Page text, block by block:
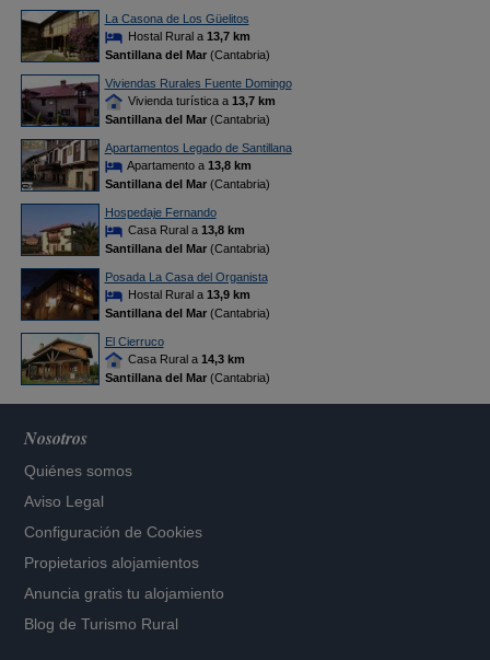
La Casona de Los Güelitos
Hostal Rural a 13,7 km
Santillana del Mar(Cantabria)
Viviendas Rurales Fuente Domingo
Vivienda turística a 13,7 km
Santillana del Mar(Cantabria)
Apartamentos Legado de Santillana
Apartamento a 13,8 km
Santillana del Mar(Cantabria)
Hospedaje Fernando
Casa Rural a 13,8 km
Santillana del Mar(Cantabria)
Posada La Casa del Organista
Hostal Rural a 13,9 km
Santillana del Mar(Cantabria)
El Cierruco
Casa Rural a 14,3 km
Santillana del Mar(Cantabria)
Nosotros
Quiénes somos
Aviso Legal
Configuración de Cookies
Propietarios alojamientos
Anuncia gratis tu alojamiento
Blog de Turismo Rural